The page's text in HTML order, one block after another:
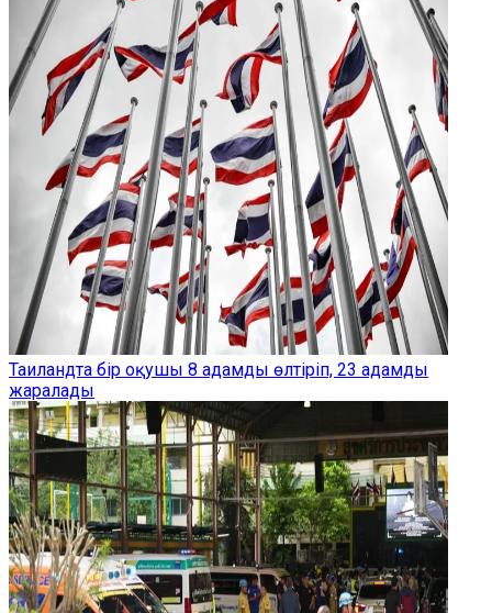
Таиландта бір оқушы 8 адамды өлтіріп, 23 адамды
жаралады